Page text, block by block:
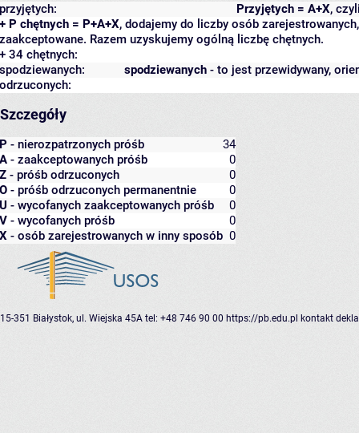
Przyjętych = A+X,
przyjętych:
+ P chętnych = P+A+X, dodajemy do liczby osób
zaakceptowane. Razem uzyskujemy ogólną liczbę chętnych.
+ 34 chętnych:
spodziewanych - to jest przewidywany,
spodziewanych:
odrzuconych:
Szczegóły
P - nierozpatrzonych próśb
34
A - zaakceptowanych próśb
0
Z - próśb odrzuconych
0
O - próśb odrzuconych permanentnie
0
U - wycofanych zaakceptowanych próśb
0
V - wycofanych próśb
0
X - osób zarejestrowanych w inny sposób 0
15-351 Białystok, ul. Wiejska 45A tel: +48 746 90 00 https://pb.edu.pl kontakt